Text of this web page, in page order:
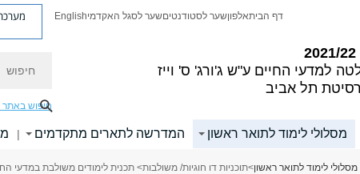
למדעי החיים ע"ש ג'ורג' ס' וייז
תל אביב
דף הביתאלפוןשער לסטודנטיםשער לסגל האקדמיEnglish
חיפוש באתר
מסלולי לימוד לתואר ראשון המדרשה לתארים מתקדמים |
מסלולי לימוד לתואר ראשון>תוכניות דו חוגיות/ משולבות> תכנית לימודים משולבת במדעי